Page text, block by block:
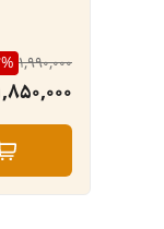
1,990,000
%